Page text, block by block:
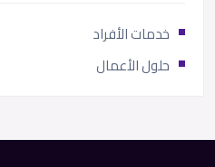
خدمات الأفراد
حلول الأعمال